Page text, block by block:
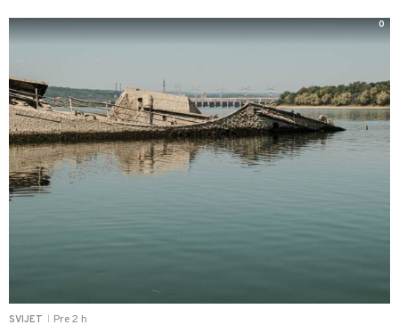
SVIJET Pre 2 h
0